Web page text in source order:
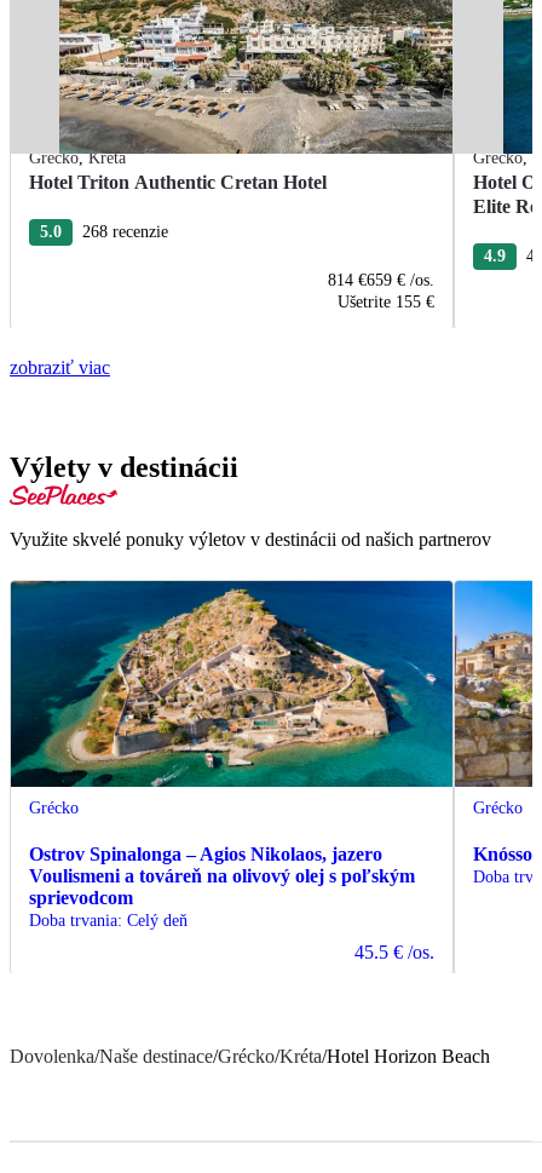
Grécko,Kréta
Hotel Triton Authentic Cretan Hotel
5.0 268 recenzie
814 €659 € /os.
Ušetrite 155 €
Grécko,
Hotel
Elite
4.9
zobraziť viac
Výlety v destinácii
Využite skvelé ponuky výletov v destinácii od našich partnerov
Grécko
Ostrov Spinalonga – Agios Nikolaos, jazero
Voulismeni a továreň na olivový olej s poľským
sprievodcom
Doba trvania: Celý deň
45.5 € /os.
Grécko
Doba
Dovolenka/Naše destinace/Grécko/Kréta/Hotel Horizon Beach